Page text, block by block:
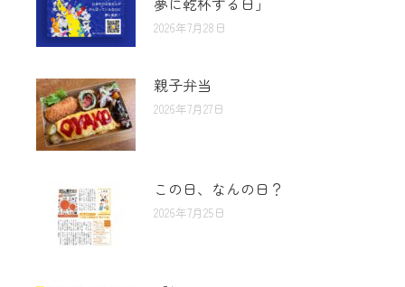
2026年7月28日
親子弁当
2026年7月27日
この日、なんの日？
2026年7月25日